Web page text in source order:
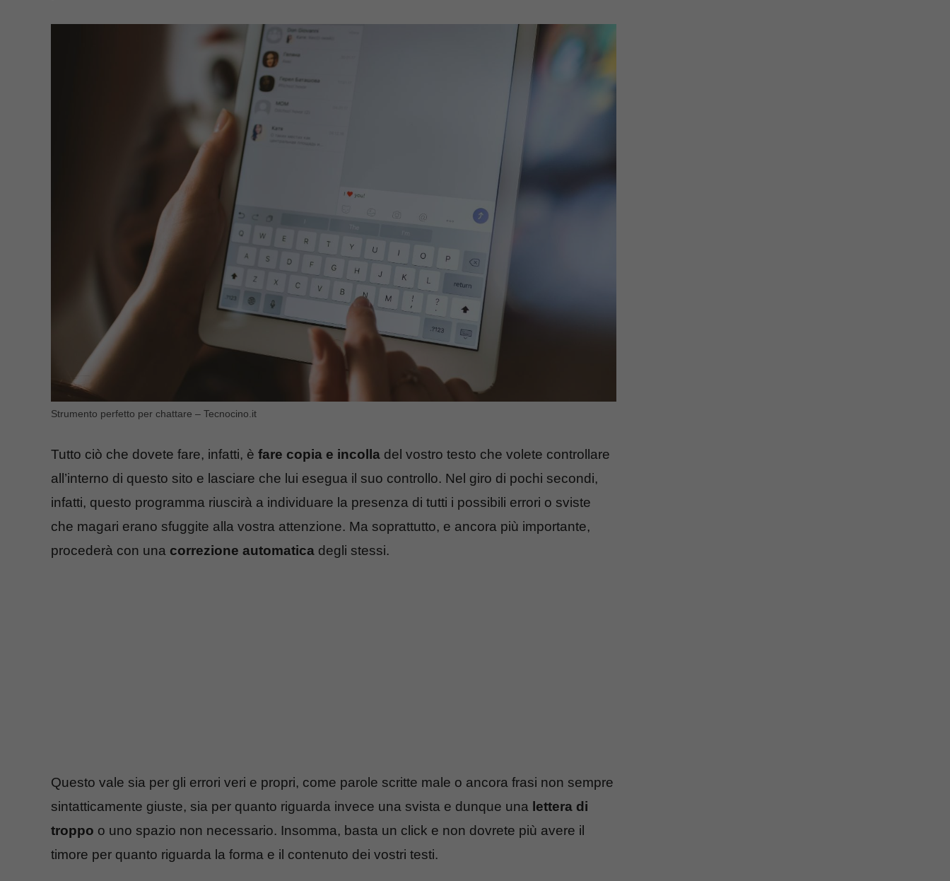
Strumento perfetto per chattare – Tecnocino.it
Tutto ciò che dovete fare, infatti, è fare copia e incolla del vostro testo che volete controllare
all’interno di questo sito e lasciare che lui esegua il suo controllo. Nel giro di pochi secondi,
infatti, questo programma riuscirà a individuare la presenza di tutti i possibili errori o sviste
che magari erano sfuggite alla vostra attenzione. Ma soprattutto, e ancora più importante,
procederà con una correzione automatica degli stessi.
Questo vale sia per gli errori veri e propri, come parole scritte male o ancora frasi non sempre
sintatticamente giuste, sia per quanto riguarda invece una svista e dunque una lettera di
troppo o uno spazio non necessario. Insomma, basta un click e non dovrete più avere il
timore per quanto riguarda la forma e il contenuto dei vostri testi.